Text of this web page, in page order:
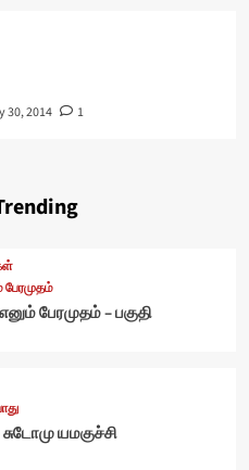
30, 2014 1
பேரமுதம்
பேரமுதம் – பகுதி
சுடோமு யமகுச்சி